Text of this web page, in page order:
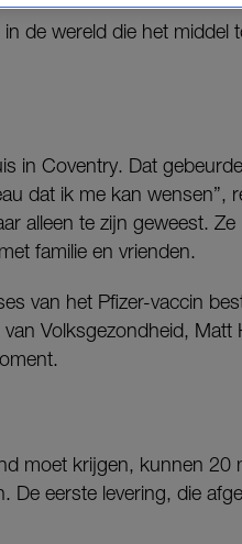
de wereld die het middel
in Coventry. Dat
dat ik me kan wensen”,
alleen te zijn geweest.
familie en vrienden.
van het Pfizer-vaccin
Volksgezondheid,
moet krijgen, kunnen 20
De eerste levering, die